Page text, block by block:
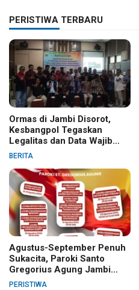
PERISTIWA TERBARU
Ormas di Jambi Disorot,
Kesbangpol Tegaskan
Legalitas dan Data Wajib
Jelas
BERITA
Agustus-September Penuh
Sukacita, Paroki Santo
Gregorius Agung Jambi
Gelar Berbagai Kegiatan
PERISTIWA